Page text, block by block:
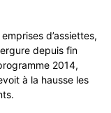
d’assiettes,
depuis fin
2014,
à la hausse les